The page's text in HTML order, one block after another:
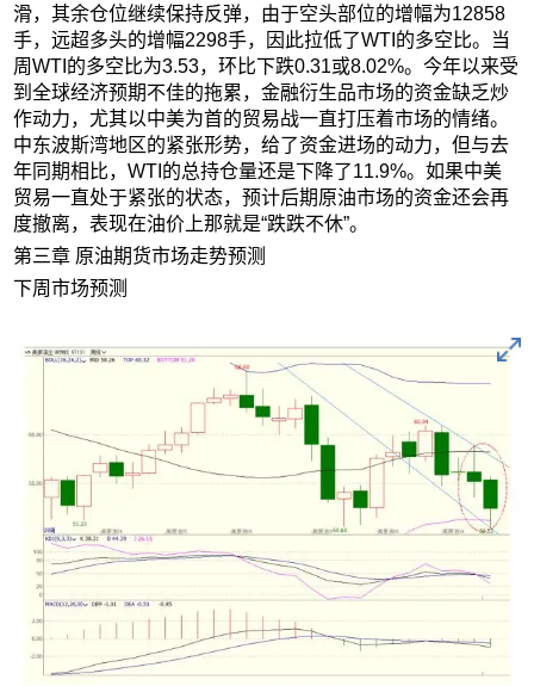
滑，其余仓位继续保持反弹，由于空头部位的增幅为12858
手，远超多头的增幅2298手，因此拉低了WTI的多空比。当
周WTI的多空比为3.53，环比下跌0.31或8.02%。今年以来受
到全球经济预期不佳的拖累，金融衍生品市场的资金缺乏炒
作动力，尤其以中美为首的贸易战一直打压着市场的情绪。
中东波斯湾地区的紧张形势，给了资金进场的动力，但与去
年同期相比，WTI的总持仓量还是下降了11.9%。如果中美
贸易一直处于紧张的状态，预计后期原油市场的资金还会再
度撤离，表现在油价上那就是“跌跌不休”。
第三章 原油期货市场走势预测
下周市场预测